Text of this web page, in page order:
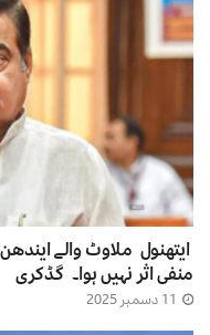
ایتھنول ملاوٹ والے
منفی اثر نہیں ہوا۔ گڈکری